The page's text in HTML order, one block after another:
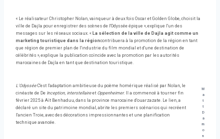
« Le réalisateur Christopher Nolan, vainqueur à deux fois Oscar et Golden Globe, choisit la
ville de Dajla pour enregistrer des scènes de l'Odyssée épique », explique l'un des
messages sur les réseaux sociaux. « La sélection de la ville de Dajla agit comme un
marketing touristique dans la régioncontribuera à la promotion de la région en tant
que région de premier plan de l'industrie du film mondial et d'une destination de
célébrités », explique la publication coïncide avec la promotion par les autorités
marocaines de Dajla en tant que destination touristique.
M
a
t
t
D
a
m
o
n
L'Odyssée C'est l'adaptation ambitieuse du poème homérique réalisé par Nolan, le
cinéaste de De Inception, interstellaire et Oppenheimer. Il a commencé à tourner fin
février 2025 à Aït Benhaduu, dans la province marocaine d'ouarzazate. Le lien, a
déclaré un site du patrimoine mondial, abrite les premiers scénarios qui recréent
l'ancien Troie, avec des décorations impressionnantes et une planification
technique avancée.